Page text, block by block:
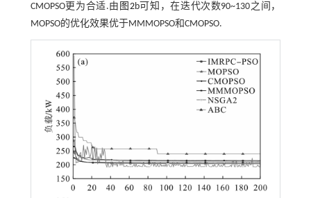
CMOPSO更为合适.由 图2b可知，在迭代次数90~130之间，
MOPSO的优化效果优于MMMOPSO和CMOPSO.